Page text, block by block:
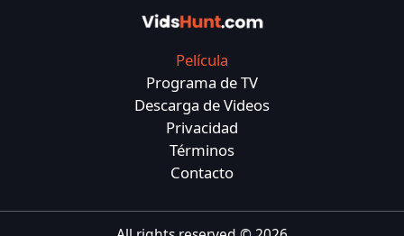
Película
Programa de TV
Descarga de Videos
Privacidad
Términos
Contacto